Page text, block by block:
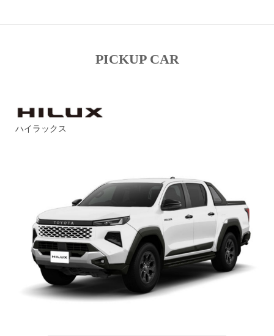
PICKUP CAR
ハイラックス